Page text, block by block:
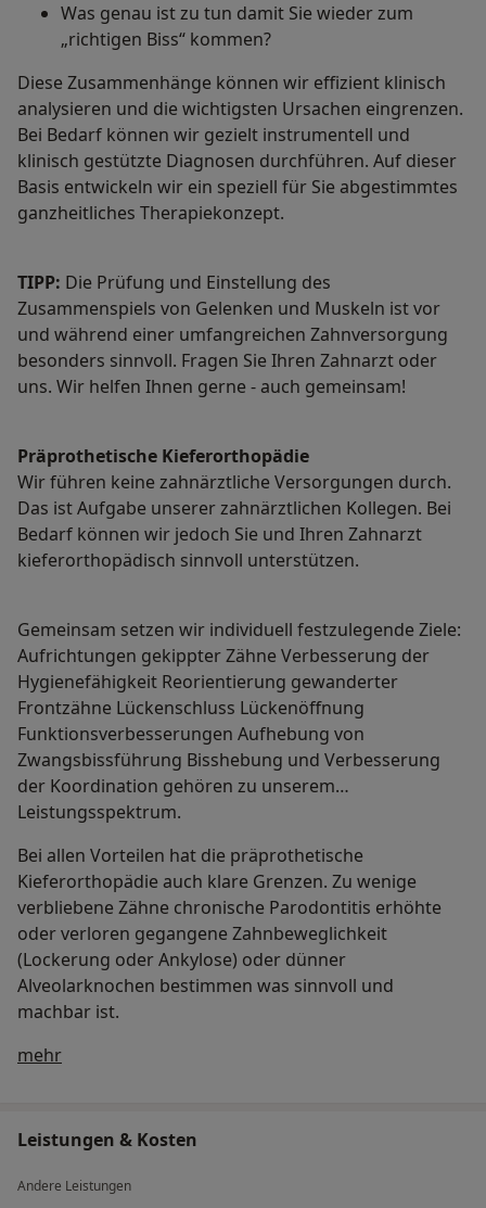
Was genau ist zu tun damit Sie wieder zum
„richtigen Biss“ kommen?
Diese Zusammenhänge können wir effizient klinisch
analysieren und die wichtigsten Ursachen eingrenzen.
Bei Bedarf können wir gezielt instrumentell und
klinisch gestützte Diagnosen durchführen. Auf dieser
Basis entwickeln wir ein speziell für Sie abgestimmtes
ganzheitliches Therapiekonzept.
TIPP: Die Prüfung und Einstellung des
Zusammenspiels von Gelenken und Muskeln ist vor
und während einer umfangreichen Zahnversorgung
besonders sinnvoll. Fragen Sie Ihren Zahnarzt oder
uns. Wir helfen Ihnen gerne - auch gemeinsam!
Präprothetische Kieferorthopädie
Wir führen keine zahnärztliche Versorgungen durch.
Das ist Aufgabe unserer zahnärztlichen Kollegen. Bei
Bedarf können wir jedoch Sie und Ihren Zahnarzt
kieferorthopädisch sinnvoll unterstützen.
Gemeinsam setzen wir individuell festzulegende Ziele:
Aufrichtungen gekippter Zähne Verbesserung der
Hygienefähigkeit Reorientierung gewanderter
Frontzähne Lückenschluss Lückenöffnung
Funktionsverbesserungen Aufhebung von
Zwangsbissführung Bisshebung und Verbesserung
der Koordination gehören zu unserem
Leistungsspektrum.
Bei allen Vorteilen hat die präprothetische
Kieferorthopädie auch klare Grenzen. Zu wenige
verbliebene Zähne chronische Parodontitis erhöhte
oder verloren gegangene Zahnbeweglichkeit
(Lockerung oder Ankylose) oder dünner
Alveolarknochen bestimmen was sinnvoll und
machbar ist.
mehrÜber mich
Leistungen & Kosten
Andere Leistungen